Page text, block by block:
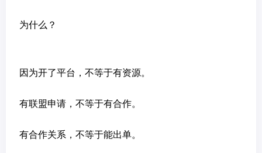
为什么？
因为开了平台，不等于有资源。
有联盟申请，不等于有合作。
有合作关系，不等于能出单。